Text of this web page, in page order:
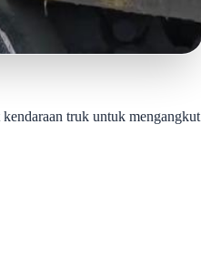
truk untuk mengangkut